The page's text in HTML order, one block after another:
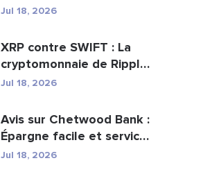
fusionné ? Article com...
Jul 18, 2026
XRP contre SWIFT : La
cryptomonnaie de Ripple
peut-elle remplacer...
Jul 18, 2026
Avis sur Chetwood Bank :
Épargne facile et services
bancaires s�...
Jul 18, 2026